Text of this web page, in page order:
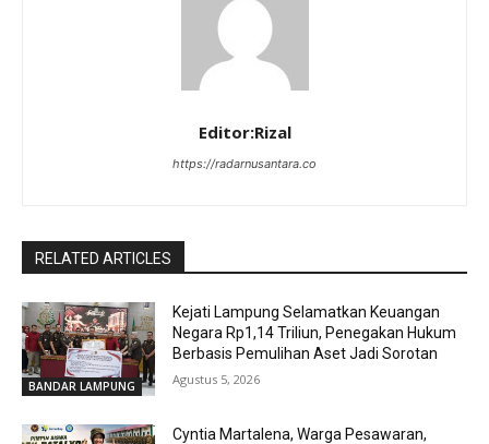
Editor:Rizal
https://radarnusantara.co
RELATED ARTICLES
BANDAR LAMPUNG
Kejati Lampung Selamatkan Keuangan
Negara Rp1,14 Triliun, Penegakan Hukum
Berbasis Pemulihan Aset Jadi Sorotan
Agustus 5, 2026
Cyntia Martalena, Warga Pesawaran,